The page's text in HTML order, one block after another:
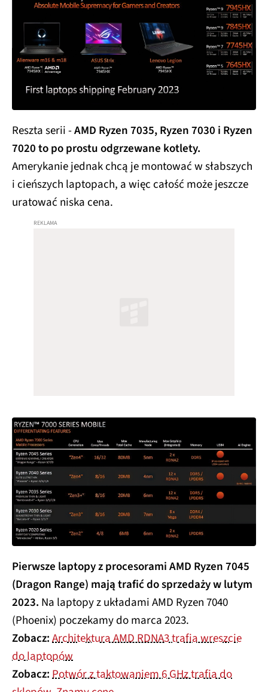
Reszta serii -AMD Ryzen 7035, Ryzen 7030 i Ryzen
7020 to po prostu odgrzewane kotlety.
Amerykanie jednak chcą je montować w słabszych
i cieńszych laptopach, a więc całość może jeszcze
uratować niska cena.
Pierwsze laptopy z procesorami AMD Ryzen 7045
(Dragon Range) mają trafić do sprzedaży w lutym
2023. Na laptopy z układami AMD Ryzen 7040
(Phoenix) poczekamy do marca 2023.
Zobacz:Architektura AMD RDNA3 trafia wreszcie
do laptopów
Zobacz:Potwór z taktowaniem 6 GHz trafia do